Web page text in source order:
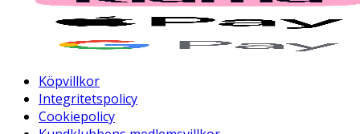
Köpvillkor
Integritetspolicy
Cookiepolicy